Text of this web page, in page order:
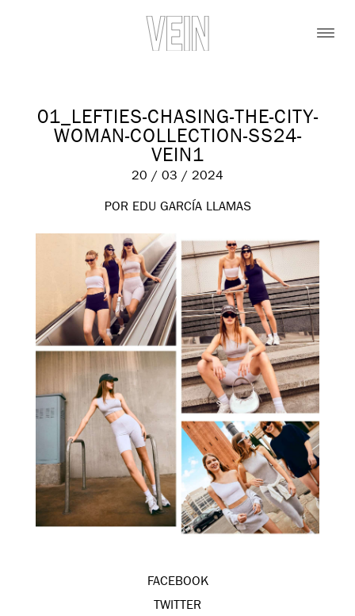
01_LEFTIES-CHASING-THE-CITY-
WOMAN-COLLECTION-SS24-
VEIN1
20 / 03 / 2024
POR EDU GARCÍA LLAMAS
FACEBOOK
TWITTER